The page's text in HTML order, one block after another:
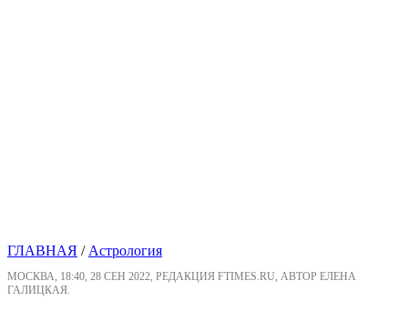
ГЛАВНАЯ /Астрология
МОСКВА, 18:40, 28 СЕН 2022, РЕДАКЦИЯ FTIMES.RU, АВТОР ЕЛЕНА
ГАЛИЦКАЯ.